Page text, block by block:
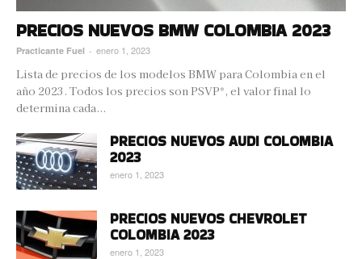
PRECIOS NUEVOS BMW COLOMBIA 2023
Practicante Fuel - enero 1, 2023
Lista de precios de los modelos BMW para Colombia en el
año 2023. Todos los precios son PSVP*, el valor final lo
determina cada...
PRECIOS NUEVOS AUDI COLOMBIA
2023
enero 1, 2023
PRECIOS NUEVOS CHEVROLET
COLOMBIA 2023
enero 1, 2023